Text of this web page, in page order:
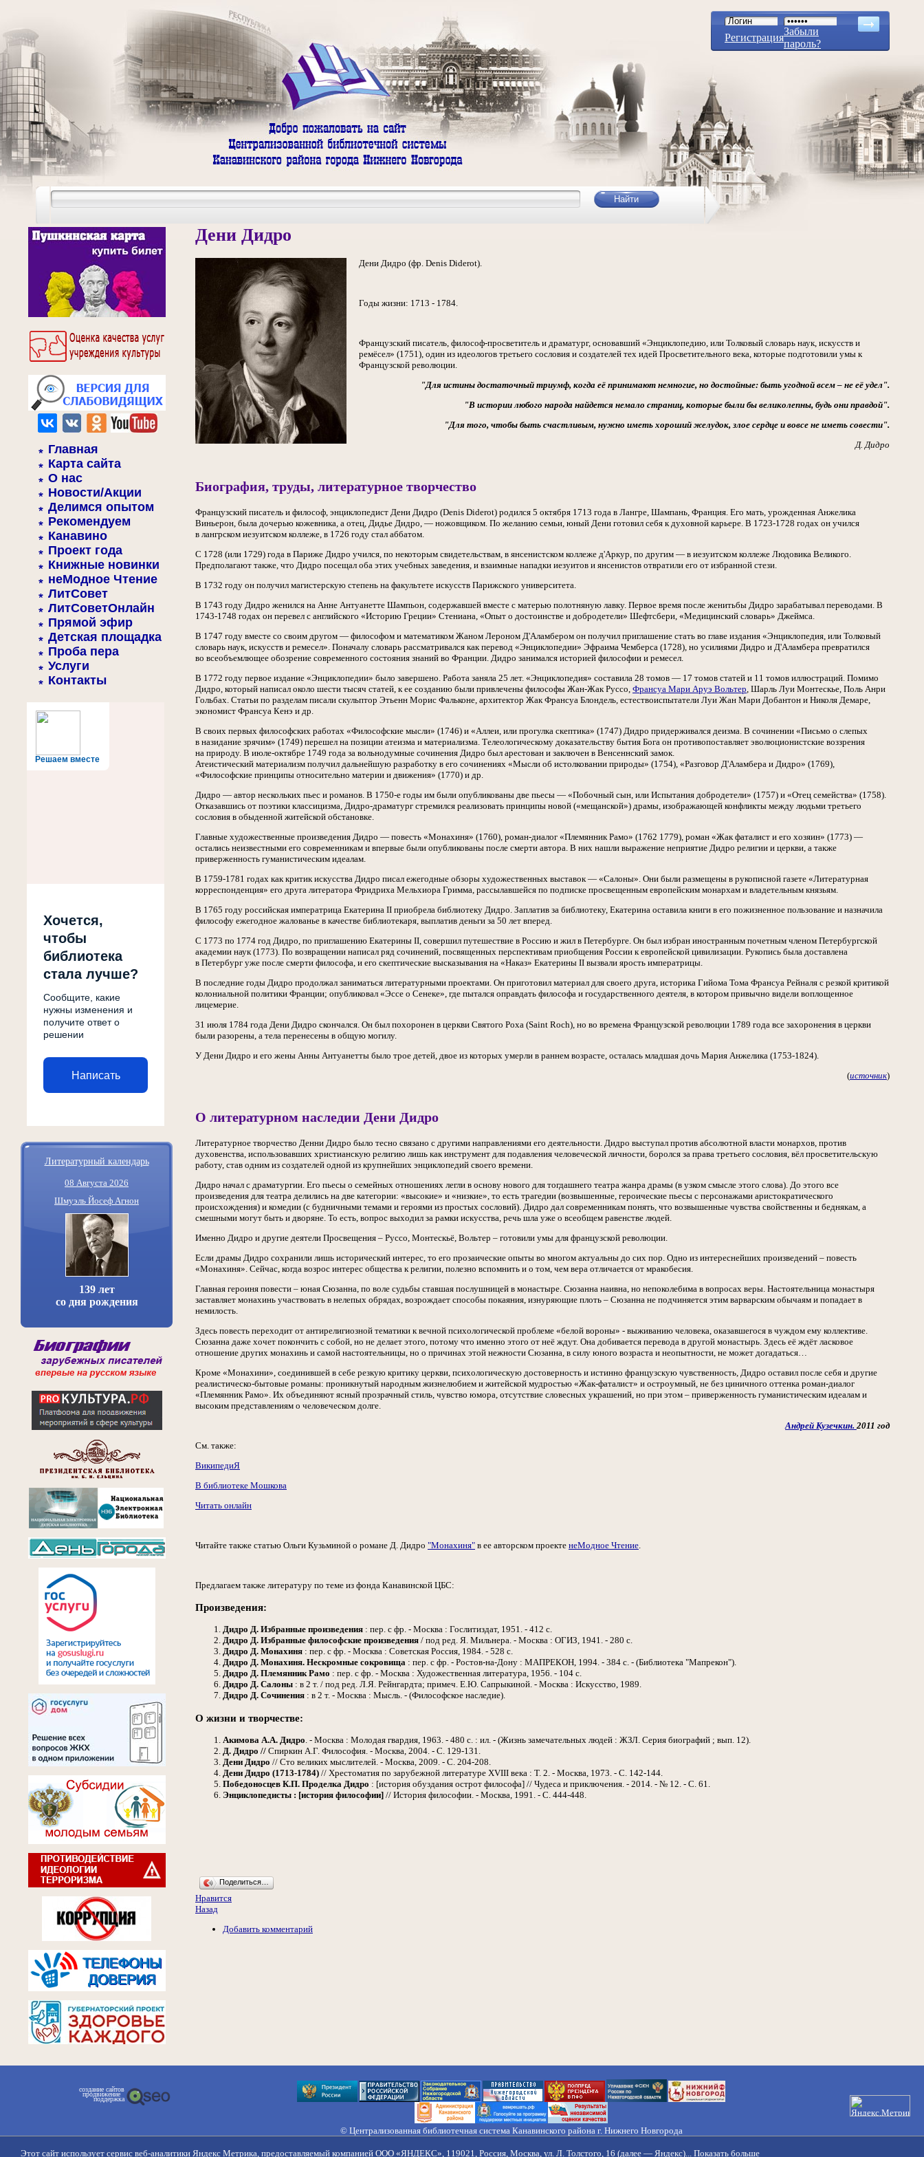
Регистрация
Забыли
пароль?
Главная
Карта сайта
О нас
Новости/Акции
Делимся опытом
Рекомендуем
Канавино
Проект года
Книжные новинки
неМодное Чтение
ЛитСовет
ЛитСоветОнлайн
Прямой эфир
Детская площадка
Проба пера
Услуги
Контакты
Решаем вместе
Хочется,
чтобы
библиотека
стала лучше?
Сообщите, какие
нужны изменения и
получите ответ о
решении
Написать
Литературный календарь
08 Августа 2026
Шмуэль Йосеф Агнон
139 лет
со дня рождения
Дени Дидро
Дени Дидро (фр. Denis Diderot).
Годы жизни: 1713 - 1784.
Французский писатель, философ-просветитель и драматург, основавший «Энциклопедию, или Толковый словарь наук, искусств и
ремёсел» (1751), один из идеологов третьего сословия и создателей тех идей Просветительного века, которые подготовили умы к
Французской революции.
"Для истины достаточный триумф, когда её принимают немногие, но достойные: быть угодной всем – не её удел".
"В истории любого народа найдется немало страниц, которые были бы великолепны, будь они правдой".
"Для того, чтобы быть счастливым, нужно иметь хороший желудок, злое сердце и вовсе не иметь совести".
Д. Дидро
Биография, труды, литературное творчество
Французский писатель и философ, энциклопедист Дени Дидро (Denis Diderot) родился 5 октября 1713 года в Лангре, Шампань, Франция. Его мать, урожденная Анжелика
Виньерон, была дочерью кожевника, а отец, Дидье Дидро, — ножовщиком. По желанию семьи, юный Дени готовил себя к духовной карьере. В 1723-1728 годах он учился
в лангрском иезуитском коллеже, в 1726 году стал аббатом.
С 1728 (или 1729) года в Париже Дидро учился, по некоторым свидетельствам, в янсенистском коллеже д'Аркур, по другим — в иезуитском коллеже Людовика Великого.
Предполагают также, что Дидро посещал оба этих учебных заведения, и взаимные нападки иезуитов и янсенистов отвратили его от избранной стези.
В 1732 году он получил магистерскую степень на факультете искусств Парижского университета.
В 1743 году Дидро женился на Анне Антуанетте Шампьон, содержавшей вместе с матерью полотняную лавку. Первое время после женитьбы Дидро зарабатывал переводами. В
1743-1748 годах он перевел с английского «Историю Греции» Стениана, «Опыт о достоинстве и добродетели» Шефтсбери, «Медицинский словарь» Джеймса.
В 1747 году вместе со своим другом — философом и математиком Жаном Лероном Д'Аламбером он получил приглашение стать во главе издания «Энциклопедия, или Толковый
словарь наук, искусств и ремесел». Поначалу словарь рассматривался как перевод «Энциклопедии» Эфраима Чемберса (1728), но усилиями Дидро и Д'Аламбера превратился
во всеобъемлющее обозрение современного состояния знаний во Франции. Дидро занимался историей философии и ремесел.
В 1772 году первое издание «Энциклопедии» было завершено. Работа заняла 25 лет. «Энциклопедия» составила 28 томов — 17 томов статей и 11 томов иллюстраций. Помимо
Дидро, который написал около шести тысяч статей, к ее созданию были привлечены философы Жан-Жак Руссо, Франсуа Мари Аруэ Вольтер, Шарль Луи Монтескье, Поль Анри
Гольбах. Статьи по разделам писали скульптор Этьенн Морис Фальконе, архитектор Жак Франсуа Блондель, естествоиспытатели Луи Жан Мари Добантон и Николя Демаре,
экономист Франсуа Кенэ и др.
В своих первых философских работах «Философские мысли» (1746) и «Аллеи, или прогулка скептика» (1747) Дидро придерживался деизма. В сочинении «Письмо о слепых
в назидание зрячим» (1749) перешел на позиции атеизма и материализма. Телеологическому доказательству бытия Бога он противопоставляет эволюционистские воззрения
на природу. В июле-октябре 1749 года за вольнодумные сочинения Дидро был арестован и заключен в Венсеннский замок.
Атеистический материализм получил дальнейшую разработку в его сочинениях «Мысли об истолковании природы» (1754), «Разговор Д'Аламбера и Дидро» (1769),
«Философские принципы относительно материи и движения» (1770) и др.
Дидро — автор нескольких пьес и романов. В 1750-е годы им были опубликованы две пьесы — «Побочный сын, или Испытания добродетели» (1757) и «Отец семейства» (1758).
Отказавшись от поэтики классицизма, Дидро-драматург стремился реализовать принципы новой («мещанской») драмы, изображающей конфликты между людьми третьего
сословия в обыденной житейской обстановке.
Главные художественные произведения Дидро — повесть «Монахиня» (1760), роман-диалог «Племянник Рамо» (1762 1779), роман «Жак фаталист и его хозяин» (1773) —
остались неизвестными его современникам и впервые были опубликованы после смерти автора. В них нашли выражение неприятие Дидро религии и церкви, а также
приверженность гуманистическим идеалам.
В 1759-1781 годах как критик искусства Дидро писал ежегодные обзоры художественных выставок — «Салоны». Они были размещены в рукописной газете «Литературная
корреспонденция» его друга литератора Фридриха Мельхиора Гримма, рассылавшейся по подписке просвещенным европейским монархам и владетельным князьям.
В 1765 году российская императрица Екатерина II приобрела библиотеку Дидро. Заплатив за библиотеку, Екатерина оставила книги в его пожизненное пользование и назначила
философу ежегодное жалованье в качестве библиотекаря, выплатив деньги за 50 лет вперед.
С 1773 по 1774 год Дидро, по приглашению Екатерины II, совершил путешествие в Россию и жил в Петербурге. Он был избран иностранным почетным членом Петербургской
академии наук (1773). По возвращении написал ряд сочинений, посвященных перспективам приобщения России к европейской цивилизации. Рукопись была доставлена
в Петербург уже после смерти философа, и его скептические высказывания на «Наказ» Екатерины II вызвали ярость императрицы.
В последние годы Дидро продолжал заниматься литературными проектами. Он приготовил материал для своего друга, историка Гийома Тома Франсуа Рейналя с резкой критикой
колониальной политики Франции; опубликовал «Эссе о Сенеке», где пытался оправдать философа и государственного деятеля, в котором привычно видели воплощенное
лицемерие.
31 июля 1784 года Дени Дидро скончался. Он был похоронен в церкви Святого Роха (Saint Roch), но во времена Французской революции 1789 года все захоронения в церкви
были разорены, а тела перенесены в общую могилу.
У Дени Дидро и его жены Анны Антуанетты было трое детей, двое из которых умерли в раннем возрасте, осталась младшая дочь Мария Анжелика (1753-1824).
(источник)
О литературном наследии Дени Дидро
Литературное творчество Денни Дидро было тесно связано с другими направлениями его деятельности. Дидро выступал против абсолютной власти монархов, против
духовенства, использовавших христианскую религию лишь как инструмент для подавления человеческой личности, боролся за права третьего сословия, вёл просветительскую
работу, став одним из создателей одной из крупнейших энциклопедий своего времени.
Дидро начал с драматургии. Его пьесы о семейных отношениях легли в основу нового для тогдашнего театра жанра драмы (в узком смысле этого слова). До этого все
произведения для театра делились на две категории: «высокие» и «низкие», то есть трагедии (возвышенные, героические пьесы с персонажами аристократического
происхождения) и комедии (с будничными темами и героями из простых сословий). Дидро дал современникам понять, что возвышенные чувства свойственны и беднякам, а
смешными могут быть и дворяне. То есть, вопрос выходил за рамки искусства, речь шла уже о всеобщем равенстве людей.
Именно Дидро и другие деятели Просвещения – Руссо, Монтескьё, Вольтер – готовили умы для французской революции.
Если драмы Дидро сохранили лишь исторический интерес, то его прозаические опыты во многом актуальны до сих пор. Одно из интереснейших произведений – повесть
«Монахиня». Сейчас, когда возрос интерес общества к религии, полезно вспомнить и о том, чем вера отличается от мракобесия.
Главная героиня повести – юная Сюзанна, по воле судьбы ставшая послушницей в монастыре. Сюзанна наивна, но непоколебима в вопросах веры. Настоятельница монастыря
заставляет монахинь участвовать в нелепых обрядах, возрождает способы покаяния, изнуряющие плоть – Сюзанна не подчиняется этим варварским обычаям и попадает в
немилость.
Здесь повесть переходит от антирелигиозной тематики к вечной психологической проблеме «белой вороны» - выживанию человека, оказавшегося в чуждом ему коллективе.
Сюзанна даже хочет покончить с собой, но не делает этого, потому что именно этого от неё ждут. Она добивается перевода в другой монастырь. Здесь её ждёт ласковое
отношение других монахинь и самой настоятельницы, но о причинах этой нежности Сюзанна, в силу юного возраста и неопытности, не может догадаться…
Кроме «Монахини», соединившей в себе резкую критику церкви, психологическую достоверность и истинно французскую чувственность, Дидро оставил после себя и другие
реалистическо-бытовые романы: проникнутый народным жизнелюбием и житейской мудростью «Жак-фаталист» и остроумный, не без циничного оттенка роман-диалог
«Племянник Рамо». Их объединяют ясный прозрачный стиль, чувство юмора, отсутствие словесных украшений, но при этом – приверженность гуманистическим идеалам и
высоким представлениям о человеческом долге.
Андрей Кузечкин. 2011 год
См. также:
ВикипедиЯ
В библиотеке Мошкова
Читать онлайн
Читайте также статью Ольги Кузьминой о романе Д. Дидро "Монахиня" в ее авторском проекте неМодное Чтение.
Предлагаем также литературу по теме из фонда Канавинской ЦБС:
Произведения:
Дидро Д. Избранные произведения : пер. с фр. - Москва : Гослитиздат, 1951. - 412 с.
Дидро Д. Избранные философские произведения / под ред. Я. Мильнера. - Москва : ОГИЗ, 1941. - 280 с.
Дидро Д. Монахиня : пер. с фр. - Москва : Советская Россия, 1984. - 528 с.
Дидро Д. Монахиня. Нескромные сокровища : пер. с фр. - Ростов-на-Дону : МАПРЕКОН, 1994. - 384 с. - (Библиотека "Мапрекон").
Дидро Д. Племянник Рамо : пер. с фр. - Москва : Художественная литература, 1956. - 104 с.
Дидро Д. Салоны : в 2 т. / под ред. Л.Я. Рейнгардта; примеч. Е.Ю. Сапрыкиной. - Москва : Искусство, 1989.
Дидро Д. Сочинения : в 2 т. - Москва : Мысль. - (Философское наследие).
О жизни и творчестве:
Акимова А.А. Дидро . - Москва : Молодая гвардия, 1963. - 480 с. : ил. - (Жизнь замечательных людей : ЖЗЛ. Серия биографий ; вып. 12).
Д. Дидро // Спиркин А.Г. Философия. - Москва, 2004. - С. 129-131.
Дени Дидро // Сто великих мыслителей. - Москва, 2009. - С. 204-208.
Дени Дидро (1713-1784) // Хрестоматия по зарубежной литературе XVIII века : Т. 2. - Москва, 1973. - С. 142-144.
Победоносцев К.П. Проделка Дидро : [история обуздания острот философа] // Чудеса и приключения. - 2014. - № 12. - С. 61.
Энциклопедисты : [история философии] // История философии. - Москва, 1991. - С. 444-448.
Поделиться…
Нравится
Назад
Добавить комментарий
создание сайтов
продвижение
поддержка
© Централизованная библиотечная система Канавинского района г. Нижнего Новгорода
Правила обработки персональных данных
Этот сайт использует сервис веб-аналитики Яндекс Метрика, предоставляемый компанией ООО «ЯНДЕКС», 119021, Россия, Москва, ул. Л. Толстого, 16 (далее — Яндекс)... Показать больше